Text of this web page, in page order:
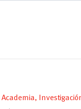
Academia,